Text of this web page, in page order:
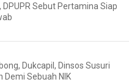
DPUPR Sebut Pertamina Siap
Dukcapil, Dinsos Susuri
Demi Sebuah NIK